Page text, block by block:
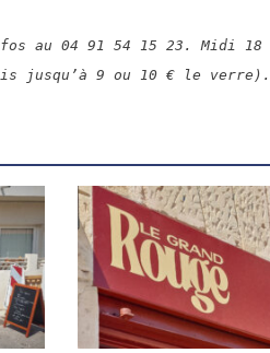
au 04 91 54 15 23. Midi 18
jusqu’à 9 ou 10 € le verre).